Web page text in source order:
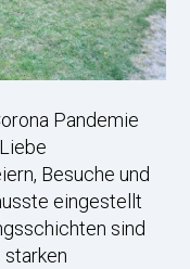
Pandemie
Besuche und
eingestellt
sind
starken